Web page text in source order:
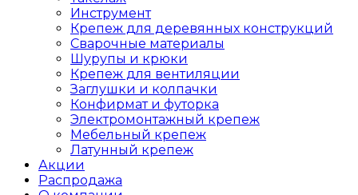
Инструмент
Крепеж для деревянных конструкций
Сварочные материалы
Шурупы и крюки
Крепеж для вентиляции
Заглушки и колпачки
Конфирмат и футорка
Электромонтажный крепеж
Мебельный крепеж
Латунный крепеж
Акции
Распродажа